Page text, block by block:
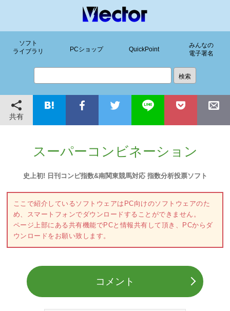
ソフト
ライブラリ
PCショップ QuickPoint
みんなの
電子署名
共有
スーパーコンビネーション
史上初! 日刊コンピ指数&南関東競馬対応 指数分析投票ソフト
ここで紹介しているソフトウェアはPC向けのソフトウェアのた
め、スマートフォンでダウンロードすることができません。
ページ上部にある共有機能でPCと情報共有して頂き、PCからダ
ウンロードをお願い致します。
コメント